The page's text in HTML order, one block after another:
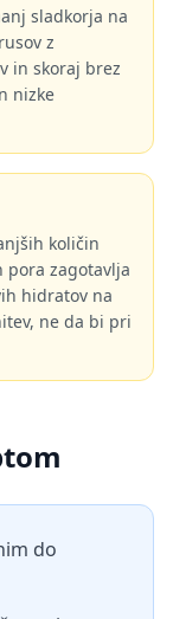
sladkorja na
z
in skoraj brez
nizke
količin
pora zagotavlja
hidratov na
ne da bi pri
do